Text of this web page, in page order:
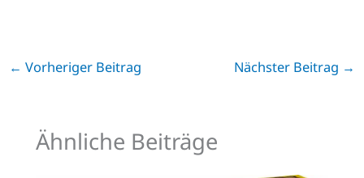
← Vorheriger Beitrag Nächster Beitrag →
Ähnliche Beiträge